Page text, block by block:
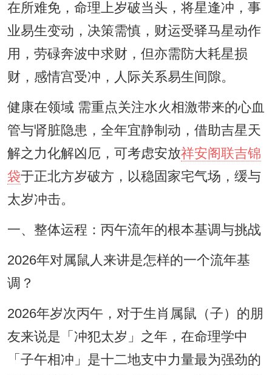
在所难免，命理上岁破当头，将星逢冲，事
业易生变动，决策需慎，财运受驿马星动作
用，劳碌奔波中求财，但亦需防大耗星损
财，感情宫受冲，人际关系易生间隙。
健康在领域 需重点关注水火相激带来的心血
管与肾脏隐患，全年宜静制动，借助吉星天
解之力化解凶厄，可考虑安放祥安阁联吉锦
袋于正北方岁破方，以稳固家宅气场，缓与
太岁冲击。
一、整体运程：丙午流年的根本基调与挑战
2026年对属鼠人来讲是怎样的一个流年基
调？
2026年岁次丙午，对于生肖属鼠（子）的朋
友来说是「冲犯太岁」之年，在命理学中
「子午相冲」是十二地支中力量最为强劲的